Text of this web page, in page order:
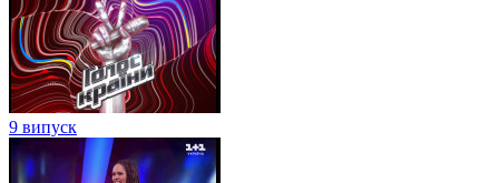
9 випуск